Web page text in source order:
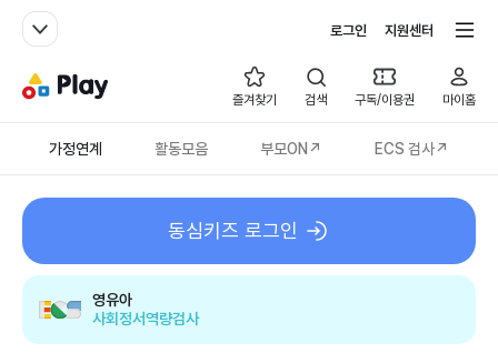
패밀리사이트
로그인 지원센터
가정연계
즐겨찾기 검색 구독/이용권 마이홈
가정연계 활동모음 부모ON↗ ECS 검사↗
동심키즈 로그인
영유아
사회정서역량검사